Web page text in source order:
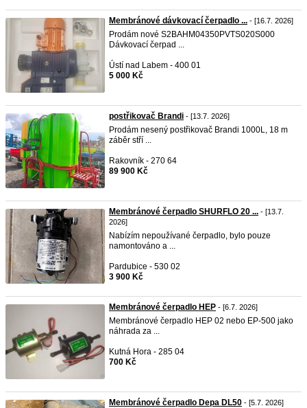
Membránové dávkovací čerpadlo ... - [16.7. 2026]
Prodám nové S2BAHM04350PVTS020S000
Dávkovací čerpad ...
Ústí nad Labem - 400 01
5 000 Kč
postřikovač Brandi - [13.7. 2026]
Prodám nesený postřikovač Brandi 1000L, 18 m
záběr stří ...
Rakovník - 270 64
89 900 Kč
Membránové čerpadlo SHURFLO 20 ... - [13.7.
2026]
Nabízím nepoužívané čerpadlo, bylo pouze
namontováno a ...
Pardubice - 530 02
3 900 Kč
Membránové čerpadlo HEP - [6.7. 2026]
Membránové čerpadlo HEP 02 nebo EP-500 jako
náhrada za ...
Kutná Hora - 285 04
700 Kč
Membránové čerpadlo Depa DL50 - [5.7. 2026]